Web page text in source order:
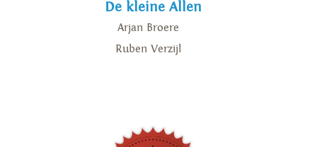
De kleine Allen
Arjan Broere
Ruben Verzijl